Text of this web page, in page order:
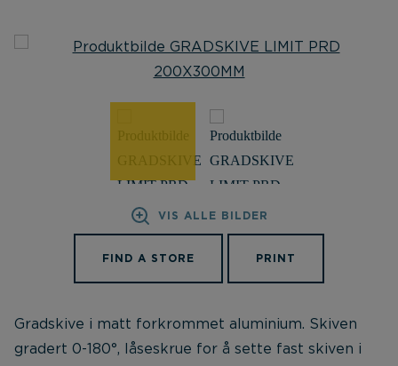
VIS ALLE BILDER
FIND A STORE PRINT
Gradskive i matt forkrommet aluminium. Skiven
gradert 0-180°, låseskrue for å sette fast skiven i